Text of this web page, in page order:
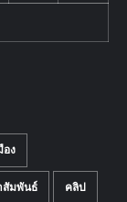
อง
สัมพันธ์ คลิป